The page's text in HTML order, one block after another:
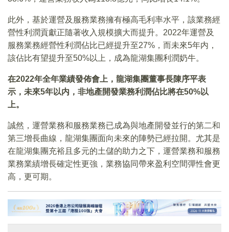
此外，基於運營及服務業務擁有極高毛利率水平，該業務經
營性利潤貢獻正隨著收入規模擴大而提升。2022年運營及
服務業務經營性利潤佔比已經提升至27%，而未來5年内，
該佔比有望提升至50%以上，成為龍湖集團利潤奶牛。
在2022年全年業績發佈會上，龍湖集團董事長陳序平表
示，未來5年以内，非地產開發業務利潤佔比將在50%以
上。
誠然，運營業務和服務業務已成為與地產開發並行的第二和
第三增長曲線，龍湖集團面向未來的陣勢已經拉開。尤其是
在龍湖集團充裕且多元的土儲的助力之下，運營業務和服務
業務業績增長確定性更強，業務協同帶來盈利空間彈性會更
高，更可期。